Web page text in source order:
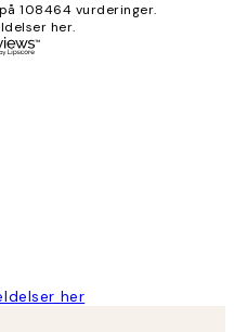
108464 vurderinger.
her.
her